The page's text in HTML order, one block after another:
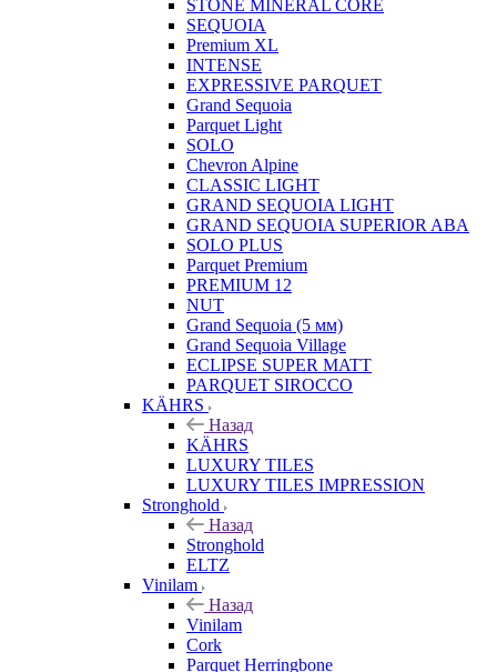
STONE MINERAL CORE
SEQUOIA
Premium XL
INTENSE
EXPRESSIVE PARQUET
Grand Sequoia
Parquet Light
SOLO
Chevron Alpine
CLASSIC LIGHT
GRAND SEQUOIA LIGHT
GRAND SEQUOIA SUPERIOR ABA
SOLO PLUS
Parquet Premium
PREMIUM 12
NUT
Grand Sequoia (5 мм)
Grand Sequoia Village
ECLIPSE SUPER MATT
PARQUET SIROCCO
KÄHRS
Назад
KÄHRS
LUXURY TILES
LUXURY TILES IMPRESSION
Stronghold
Назад
Stronghold
ELTZ
Vinilam
Назад
Vinilam
Cork
Parquet Herringbone